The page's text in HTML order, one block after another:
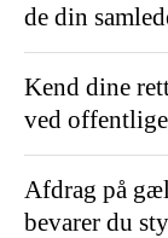
de din
Kend dine
ved
Afdrag på
bevarer du